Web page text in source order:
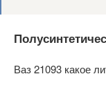
Ваз 21093 какое